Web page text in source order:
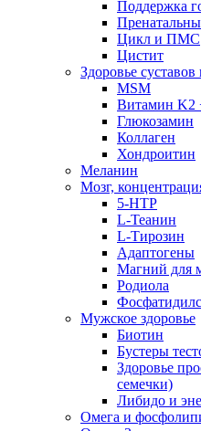
Поддержка
Цикл и ПМС
Цистит
Здоровье суставов
MSM
Витамин K2
Глюкозамин
Коллаген
Хондроитин
Меланин
Мозг,
5-HTP
L-Теанин
L-Тирозин
Адаптогены
Магний для
Родиола
Мужское здоровье
Биотин
Бустеры
Здоровье
семечки)
Либидо и
Омега и